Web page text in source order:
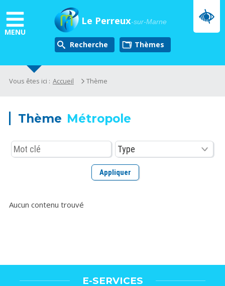
au
contenu
principal
MENU
Le Perreux-sur-Marne
Recherche thèmes
Vous êtes ici : Accueil Thème
Métropole
Aucun contenu trouvé
E-SERVICES